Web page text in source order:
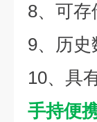
8、可存
9、历史
10、具
手持便